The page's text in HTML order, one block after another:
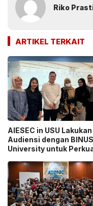
Riko
ARTIKEL TERKAIT
AIESEC in USU Lakukan
Audiensi dengan BINUS
University untuk
Mahasiswa